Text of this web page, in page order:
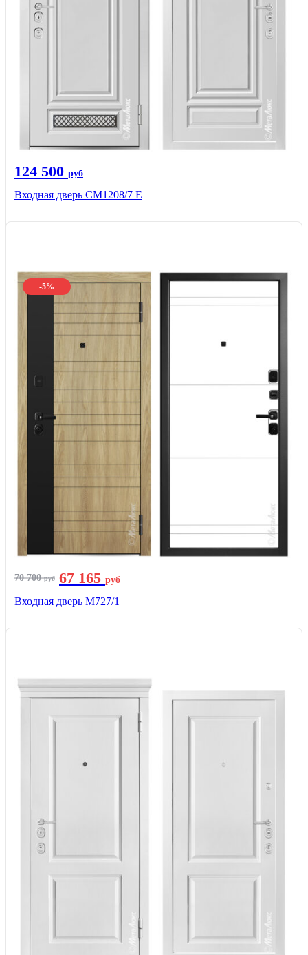
124 500 руб
Входная дверь СМ1208/7 E
-5%
70 700руб 67 165 руб
Входная дверь М727/1